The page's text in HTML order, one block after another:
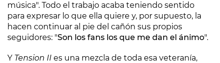
música". Todo el trabajo acaba teniendo sentido
para expresar lo que ella quiere y, por supuesto, la
hacen continuar al pie del cañón sus propios
seguidores: "Son los fans los que me dan el ánimo".
Y Tension II es una mezcla de toda esa veteranía,